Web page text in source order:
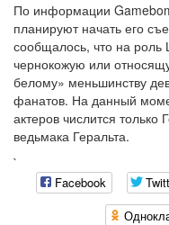
По информации
планируют начать его
сообщалось, что на роль
чернокожую или
белому» меньшинству
фанатов. На данный
актеров числится
ведьмака Геральта.
`
Facebook